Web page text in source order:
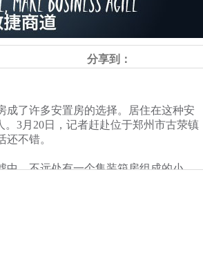
分享到：
了许多安置房的选择。居住在这种安
3月20日，记者赶赴位于郑州市古荥镇
不错。
，不远处有一个集装箱房组成的小